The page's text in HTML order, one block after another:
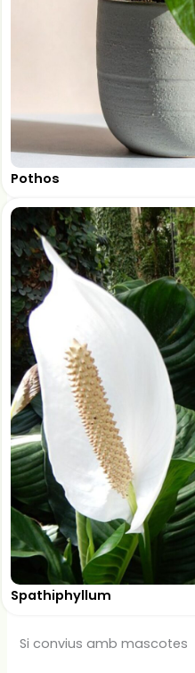
Pothos
Spathiphyllum
Si convius amb mascotes